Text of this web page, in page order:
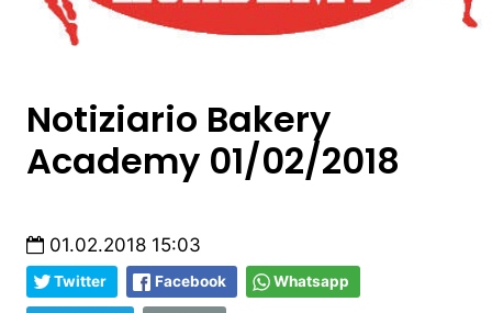
Notiziario Bakery
Academy 01/02/2018
01.02.2018 15:03
Twitter Facebook Whatsapp